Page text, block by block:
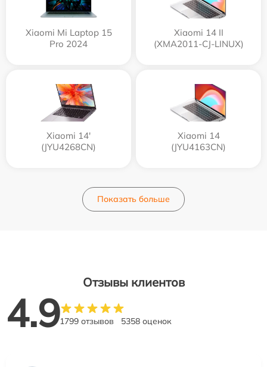
Xiaomi Mi Laptop 15
Pro 2024
Xiaomi 14 II
(XMA2011-CJ-LINUX)
Xiaomi 14'
(JYU4268CN)
Xiaomi 14
(JYU4163CN)
Показать больше
Отзывы клиентов
4.91799 отзывов 5358 оценок